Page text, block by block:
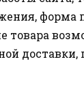
форма
товара